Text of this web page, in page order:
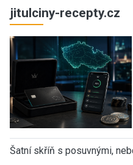
jitulciny-recepty.cz
Šatní skříň s posuvnými,